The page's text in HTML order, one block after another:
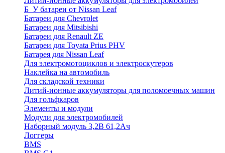
Б_У батареи от Nissan Leaf
Батареи для Chevrolet
Батареи для Mitsibishi
Батареи для Renault ZE
Батареи для Toyata Prius PHV
Батарея для Nissan Leaf
Для электромотоциклов и электроскутеров
Наклейка на автомобиль
Для складской техники
Литий-ионные аккумуляторы для поломоечных машин
Для гольфкаров
Элементы и модули
Модули для электромобилей
Наборный модуль 3,2В 61,2Ач
Логгеры
BMS